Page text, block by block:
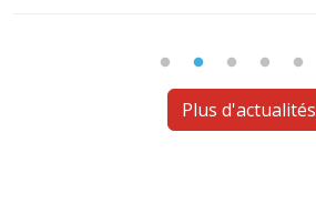
Plus d'actualités